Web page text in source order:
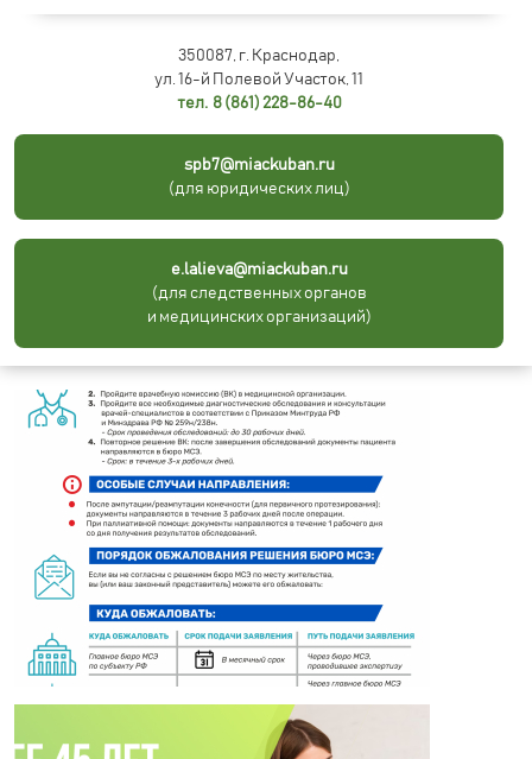
350087, г. Краснодар,
ул. 16-й Полевой Участок, 11
тел. 8 (861) 228-86-40
spb7@miackuban.ru
(для юридических лиц)
e.lalieva@miackuban.ru
(для следственных органов
и медицинских организаций)